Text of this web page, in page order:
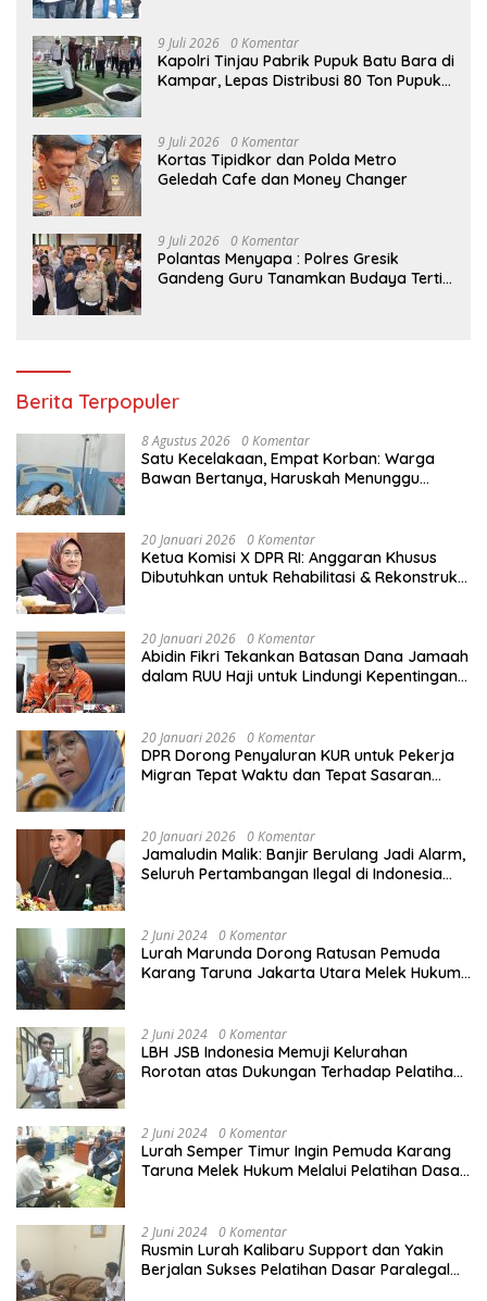
9 Juli 2026 0 Komentar
Kapolri Tinjau Pabrik Pupuk Batu Bara di
Kampar, Lepas Distribusi 80 Ton Pupuk
9 Juli 2026 0 Komentar
Kortas Tipidkor dan Polda Metro
Geledah Cafe dan Money Changer
9 Juli 2026 0 Komentar
Polantas Menyapa : Polres Gresik
Gandeng Guru Tanamkan Budaya Tertib
Berita Terpopuler
8 Agustus 2026 0 Komentar
Satu Kecelakaan, Empat Korban: Warga
Bawan Bertanya, Haruskah Menunggu
20 Januari 2026 0 Komentar
Ketua Komisi X DPR RI: Anggaran Khusus
Dibutuhkan untuk Rehabilitasi & Rekonstruksi
20 Januari 2026 0 Komentar
Abidin Fikri Tekankan Batasan Dana Jamaah
dalam RUU Haji untuk Lindungi Kepentingan
20 Januari 2026 0 Komentar
DPR Dorong Penyaluran KUR untuk Pekerja
Migran Tepat Waktu dan Tepat Sasaran
20 Januari 2026 0 Komentar
Jamaludin Malik: Banjir Berulang Jadi Alarm,
Seluruh Pertambangan Ilegal di Indonesia
2 Juni 2024 0 Komentar
Lurah Marunda Dorong Ratusan Pemuda
Karang Taruna Jakarta Utara Melek Hukum
2 Juni 2024 0 Komentar
LBH JSB Indonesia Memuji Kelurahan
Rorotan atas Dukungan Terhadap Pelatihan
2 Juni 2024 0 Komentar
Lurah Semper Timur Ingin Pemuda Karang
Taruna Melek Hukum Melalui Pelatihan Dasar
2 Juni 2024 0 Komentar
Rusmin Lurah Kalibaru Support dan Yakin
Berjalan Sukses Pelatihan Dasar Paralegal